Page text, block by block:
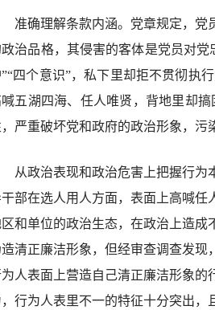
确理解条款内涵。党章规定，党员
政治品格，其侵害的客体是党员对
四个意识”，私下里却拒不贯彻执
喊五湖四海、任人唯贤，背地里却
严重破坏党和政府的政治形象，污
政治表现和政治危害上把握行为本
干部在选人用人方面，表面上高喊
和单位的政治生态，在政治上造成
清正廉洁形象，但经审查调查发现
人表面上营造自己清正廉洁形象的
，行为人表里不一的特征十分突出